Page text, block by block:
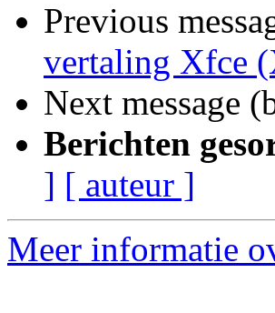
Previous
vertaling Xfce
Next message
Berichten
] [ auteur ]
Meer informatie